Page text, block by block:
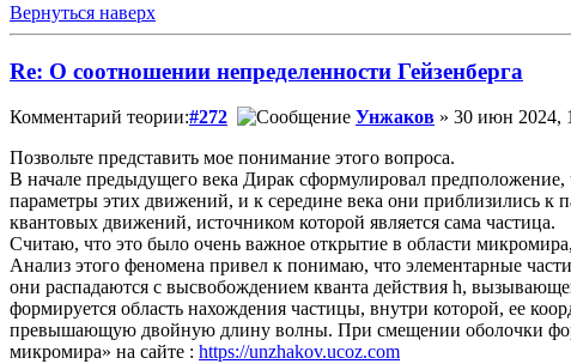
Вернуться наверх
Re: О соотношении непределенности Гейзенберга
Комментарий теории:#272 Унжаков » 30 июн 2024,
Позвольте представить мое понимание этого вопроса.
В начале предыдущего века Дирак сформулировал
параметры этих движений, и к середине века они приблизились к
квантовых движений, источником которой является сама частица.
Считаю, что это было очень важное открытие в области
Анализ этого феномена привел к понимаю, что элементарные
они распадаются с высвобождением кванта действия h,
формируется область нахождения частицы, внутри которой, ее
превышающую двойную длину волны. При смещении оболочки
микромира» на сайте : https://unzhakov.ucoz.com